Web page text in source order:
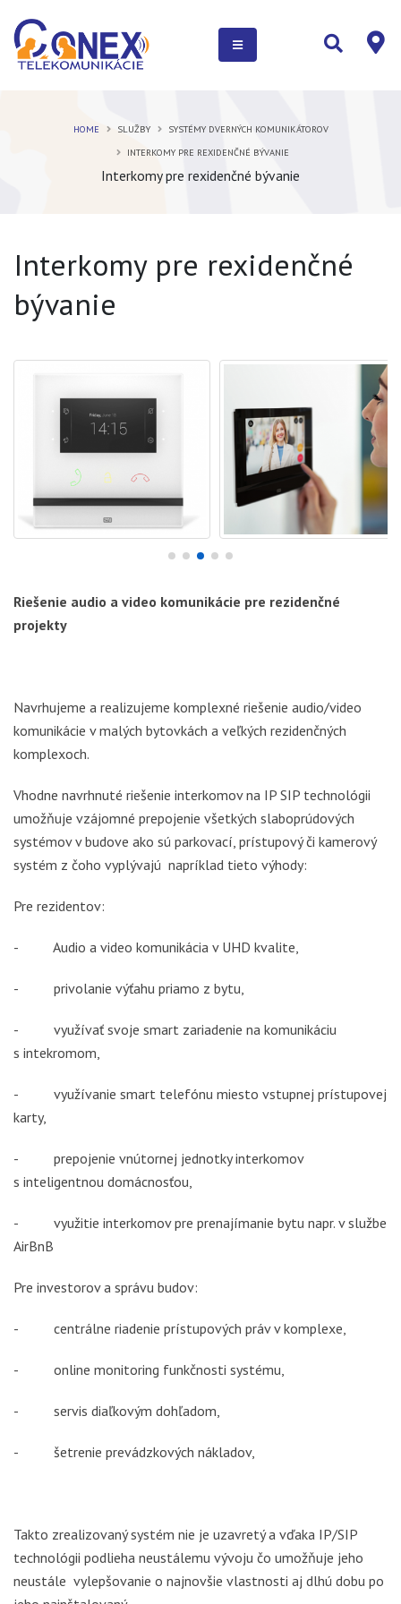
Interkomy pre rexidenčné bývanie
HOME SLUŽBY
SYSTÉMY DVERNÝCH KOMUNIKÁTOROV
INTERKOMY PRE REXIDENČNÉ BÝVANIE
Interkomy pre rexidenčné
bývanie
Riešenie audio a video komunikácie pre rezidenčné
projekty
Navrhujeme a realizujeme komplexné riešenie audio/video
komunikácie v malých bytovkách a veľkých rezidenčných
komplexoch.
Vhodne navrhnuté riešenie interkomov na IP SIP technológii
umožňuje vzájomné prepojenie všetkých slaboprúdových
systémov v budove ako sú parkovací, prístupový či kamerový
systém z čoho vyplývajú napríklad tieto výhody:
Pre rezidentov:
- Audio a video komunikácia v UHD kvalite,
- privolanie výťahu priamo z bytu,
- využívať svoje smart zariadenie na komunikáciu
s intekromom,
- využívanie smart telefónu miesto vstupnej prístupovej
karty,
- prepojenie vnútornej jednotky interkomov
s inteligentnou domácnosťou,
- využitie interkomov pre prenajímanie bytu napr. v službe
AirBnB
Pre investorov a správu budov:
- centrálne riadenie prístupových práv v komplexe,
- online monitoring funkčnosti systému,
- servis diaľkovým dohľadom,
- šetrenie prevádzkových nákladov,
Takto zrealizovaný systém nie je uzavretý a vďaka IP/SIP
technológii podlieha neustálemu vývoju čo umožňuje jeho
neustále vylepšovanie o najnovšie vlastnosti aj dlhú dobu po